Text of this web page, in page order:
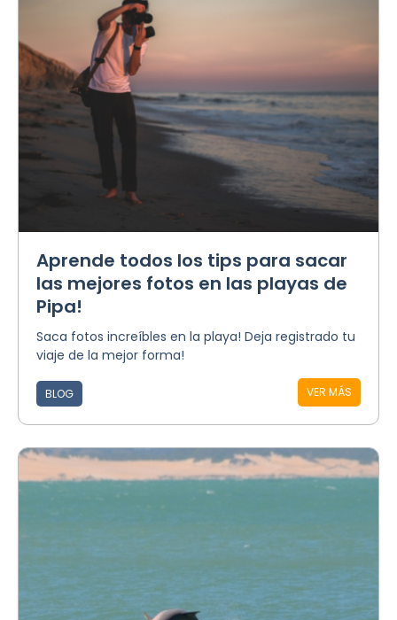
Aprende todos los tips para sacar
las mejores fotos en las playas de
Pipa!
Saca fotos increíbles en la playa! Deja registrado tu
viaje de la mejor forma!
VER MÁS
BLOG